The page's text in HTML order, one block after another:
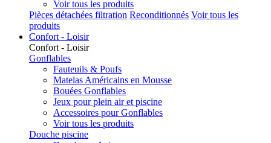
Voir tous les produits
Pièces détachées filtration Reconditionnés Voir tous les
produits
Confort - Loisir
Confort - Loisir
Gonflables
Fauteuils & Poufs
Matelas Américains en Mousse
Bouées Gonflables
Jeux pour plein air et piscine
Accessoires pour Gonflables
Voir tous les produits
Douche piscine